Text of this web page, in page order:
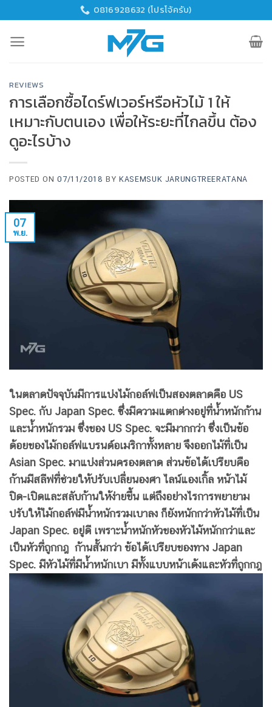
content
0816928632 (โปรโจ้ครับ)
REVIEWS
การเลือกซื้อไดร์ฟเวอร์หรือหัวไม้ 1 ให้
เหมาะกับตนเอง เพื่อให้ระยะที่ไกลขึ้น ต้อง
ดูอะไรบ้าง
POSTED ON07/11/2018 BYKASEMSUK JARUNGTREERATANA
07
พ.ย.
ในตลาดปัจจุบันมีการแบ่งไม้กอล์ฟเป็นสองตลาดคือ US
Spec. กับ Japan Spec. ซึ่งมีความแตกต่างอยู่ที่น้ำหนักก้าน
และน้ำหนักรวม ซึ่งของ US Spec. จะมีมากกว่า ซึ่งเป็นข้อ
ด้อยของไม้กอล์ฟแบรนด์อเมริกาทั้งหลาย จึงออกไม้ที่เป็น
Asian Spec. มาแบ่งส่วนครองตลาด ส่วนข้อได้เปรียบคือ
ก้านมีสลีฟที่ช่วยให้ปรับเปลี่ยนองศา ไลน์แองเกิ้ล หน้าไม้
ปิด-เปิดและสลับก้านให้ง่ายขึ้น แต่ถึงอย่างไรการพยายาม
ปรับให้ไม้กอล์ฟมีน้ำหนักรวมเบาลง ก็ยังหนักกว่าหัวไม้ที่เป็น
Japan Spec. อยู่ดี เพราะน้ำหนักหัวของหัวไม้หนักกว่าและ
เป็นหัวที่ถูกกฎ ก้านสั้นกว่า ข้อได้เปรียบของทาง Japan
Spec. มีหัวไม้ที่มีน้ำหนักเบา มีทั้งแบบหน้าเด้งและหัวที่ถูกกฎ